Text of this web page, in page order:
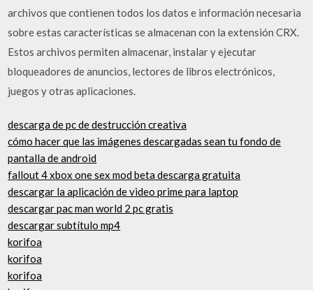
archivos que contienen todos los datos e información necesaria
sobre estas características se almacenan con la extensión CRX.
Estos archivos permiten almacenar, instalar y ejecutar
bloqueadores de anuncios, lectores de libros electrónicos,
juegos y otras aplicaciones.
descarga de pc de destrucción creativa
cómo hacer que las imágenes descargadas sean tu fondo de
pantalla de android
fallout 4 xbox one sex mod beta descarga gratuita
descargar la aplicación de video prime para laptop
descargar pac man world 2 pc gratis
descargar subtítulo mp4
korifoa
korifoa
korifoa